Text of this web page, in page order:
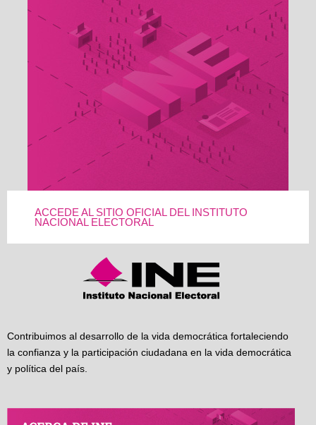
ACCEDE AL SITIO OFICIAL DEL INSTITUTO
NACIONAL ELECTORAL
Contribuimos al desarrollo de la vida democrática fortaleciendo
la confianza y la participación ciudadana en la vida democrática
y política del país.